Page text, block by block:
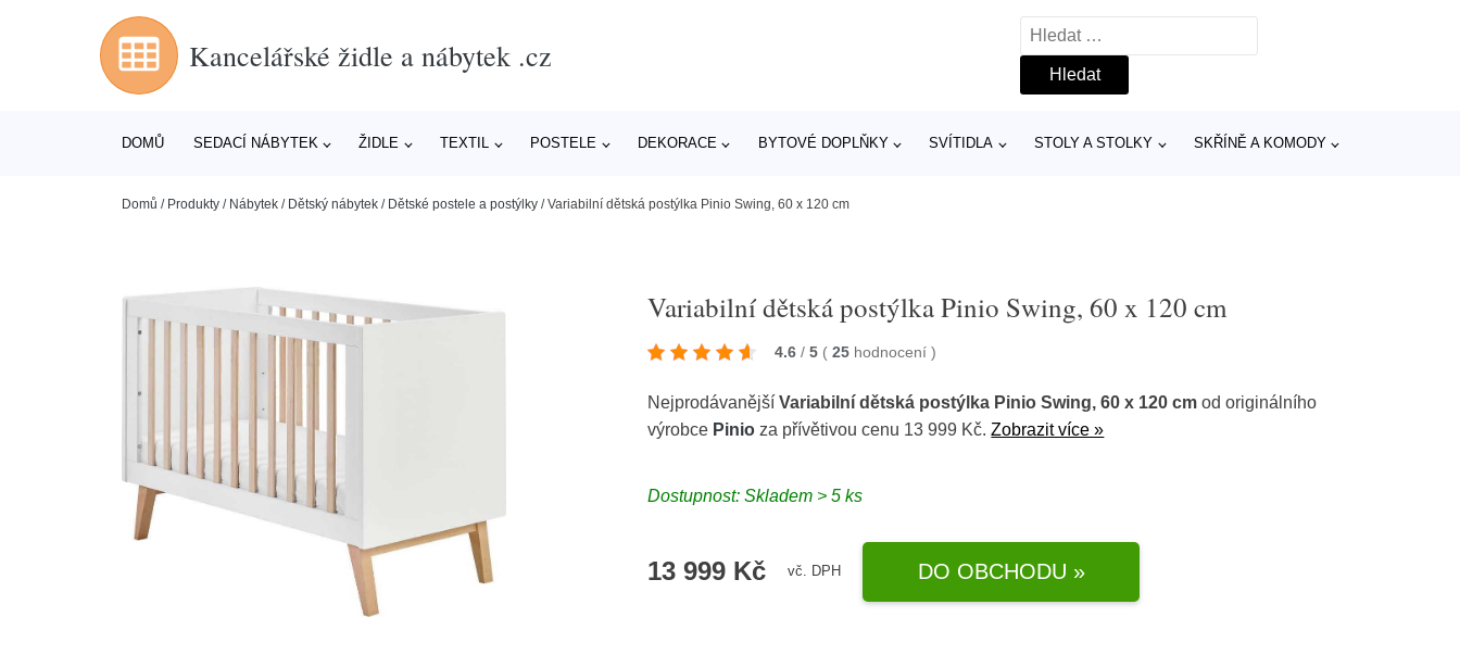
Kancelářské židle a nábytek .cz
Vyhledávání
DOMŮ SEDACÍ NÁBYTEK ŽIDLE TEXTIL POSTELE DEKORACE BYTOVÉ DOPLŇKY SVÍTIDLA STOLY A STOLKY SKŘÍNĚ A KOMODY
Domů / Produkty / Nábytek / Dětský nábytek / Dětské postele a postýlky /Variabilní dětská postýlka Pinio Swing, 60 x 120 cm
Variabilní dětská postýlka Pinio Swing, 60 x 120 cm
4.6 / 5 ( 25 hodnocení)
NejprodávanějšíVariabilní dětská postýlka Pinio Swing, 60 x 120 cm od originálního
výrobce Pinio za přívětivou cenu 13 999 Kč.Zobrazit více »
Dostupnost: Skladem > 5 ks
13 999 Kč vč. DPH DO OBCHODU »